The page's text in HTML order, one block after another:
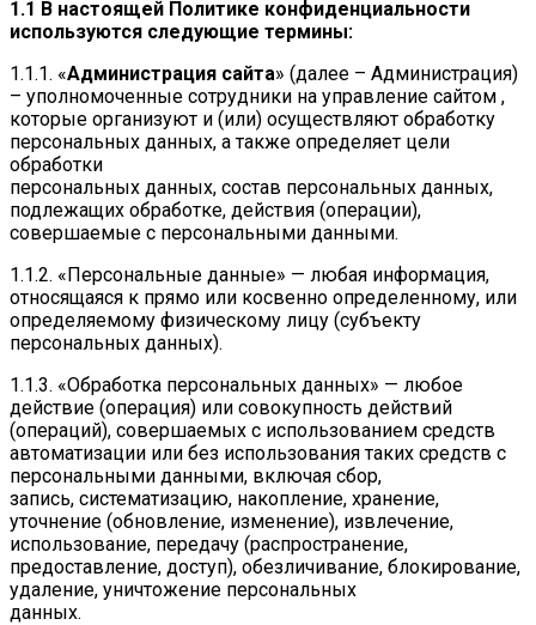
1.1 В настоящей Политике конфиденциальности
используются следующие термины:
1.1.1. «Администрация сайта» (далее – Администрация)
– уполномоченные сотрудники на управление сайтом ,
которые организуют и (или) осуществляют обработку
персональных данных, а также определяет цели
обработки
персональных данных, состав персональных данных,
подлежащих обработке, действия (операции),
совершаемые с персональными данными.
1.1.2. «Персональные данные» — любая информация,
относящаяся к прямо или косвенно определенному, или
определяемому физическому лицу (субъекту
персональных данных).
1.1.3. «Обработка персональных данных» — любое
действие (операция) или совокупность действий
(операций), совершаемых с использованием средств
автоматизации или без использования таких средств с
персональными данными, включая сбор,
запись, систематизацию, накопление, хранение,
уточнение (обновление, изменение), извлечение,
использование, передачу (распространение,
предоставление, доступ), обезличивание, блокирование,
удаление, уничтожение персональных
данных.